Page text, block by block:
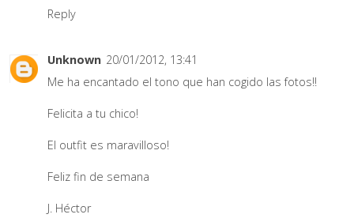
Reply
Unknown 20/01/2012, 13:41
Me ha encantado el tono que han cogido las fotos!!
Felicita a tu chico!
El outfit es maravilloso!
Feliz fin de semana
J. Héctor